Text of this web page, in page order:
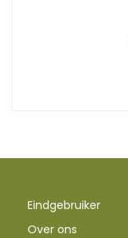
Eindgebruiker
Over ons